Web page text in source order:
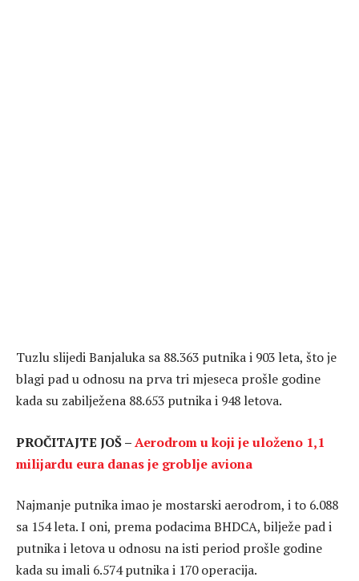
Tuzlu slijedi Banjaluka sa 88.363 putnika i 903 leta, što je
blagi pad u odnosu na prva tri mjeseca prošle godine
kada su zabilježena 88.653 putnika i 948 letova.
PROČITAJTE JOŠ –Aerodrom u koji je uloženo 1,1
milijardu eura danas je groblje aviona
Najmanje putnika imao je mostarski aerodrom, i to 6.088
sa 154 leta. I oni, prema podacima BHDCA, bilježe pad i
putnika i letova u odnosu na isti period prošle godine
kada su imali 6.574 putnika i 170 operacija.